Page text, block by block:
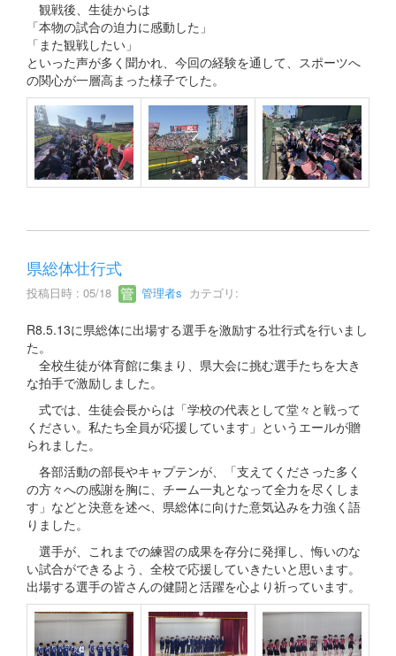
観戦後、生徒からは
「本物の試合の迫力に感動した」
「また観戦したい」
といった声が多く聞かれ、今回の経験を通して、スポーツへ
の関心が一層高まった様子でした。
県総体壮行式
投稿日時 : 05/18 管理者s カテゴリ:
R8.5.13に県総体に出場する選手を激励する壮行式を行いまし
た。
全校生徒が体育館に集まり、県大会に挑む選手たちを大き
な拍手で激励しました。
式では、生徒会長からは「学校の代表として堂々と戦って
ください。私たち全員が応援しています」というエールが贈
られました。
各部活動の部長やキャプテンが、「支えてくださった多く
の方々への感謝を胸に、チーム一丸となって全力を尽くしま
す」などと決意を述べ、県総体に向けた意気込みを力強く語
りました。
選手が、これまでの練習の成果を存分に発揮し、悔いのな
い試合ができるよう、全校で応援していきたいと思います。
出場する選手の皆さんの健闘と活躍を心より祈っています。